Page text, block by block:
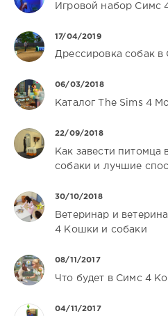
Игровой набор Симс
17/04/2019
Дрессировка собак
06/03/2018
Каталог The Sims 4
22/09/2018
Как завести питомца
собаки и лучшие
30/10/2018
Ветеринар и
4 Кошки и собаки
08/11/2017
Что будет в Симс 4
04/11/2017